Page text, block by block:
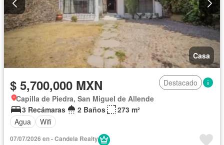
Casa
$ 5,700,000 MXN
Destacado
Capilla de Piedra, San Miguel de Allende
3 Recámaras
2 Baños
273 m²
Agua
Wifi
07/07/2026 en - Candela Realty